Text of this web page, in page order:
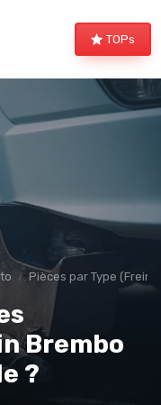
TOPs
Pièces par Type
Brembo
?